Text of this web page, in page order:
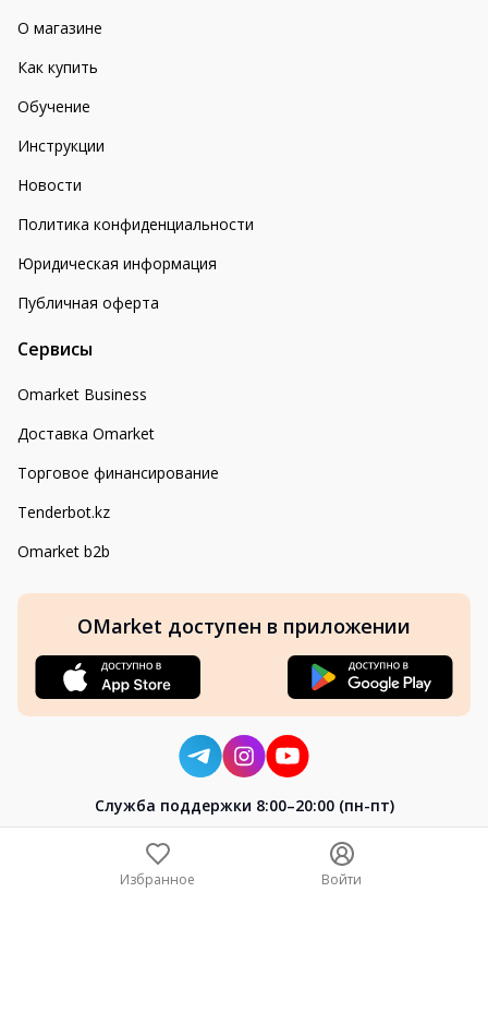
О магазине
Как купить
Обучение
Инструкции
Новости
Политика конфиденциальности
Юридическая информация
Публичная оферта
Сервисы
Omarket Business
Доставка Omarket
Торговое финансирование
Tenderbot.kz
Omarket b2b
OMarket доступен в приложении
Cлужба поддержки 8:00–20:00 (пн-пт)
Избранное Войти